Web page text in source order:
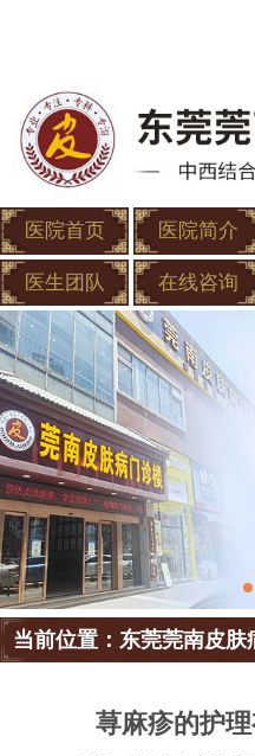
医院首页 医院简介
医生团队 在线咨询
当前位置：东莞莞南皮肤
荨麻疹的护